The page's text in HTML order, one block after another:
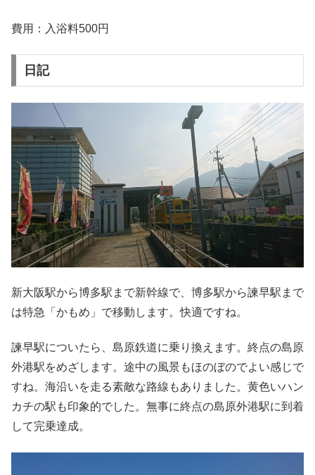
費用：入浴料500円
日記
新大阪駅から博多駅まで新幹線で、博多駅から諫早駅まで
は特急「かもめ」で移動します。快適ですね。
諫早駅についたら、島原鉄道に乗り換えます。終点の島原
外港駅をめざします。途中の風景もほのぼのでよい感じで
すね。海沿いを走る素敵な路線もありました。黄色いハン
カチの駅も印象的でした。無事に終点の島原外港駅に到着
して完乗達成。